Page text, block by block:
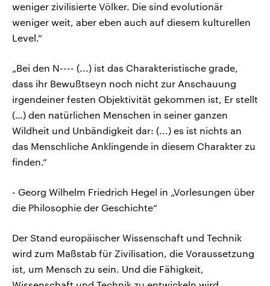
weniger zivilisierte Völker. Die sind evolutionär
weniger weit, aber eben auch auf diesem kulturellen
Level.“
„Bei den N---- (...) ist das Charakteristische grade,
dass ihr Bewußtseyn noch nicht zur Anschauung
irgendeiner festen Objektivität gekommen ist, Er stellt
(…) den natürlichen Menschen in seiner ganzen
Wildheit und Unbändigkeit dar: (...) es ist nichts an
das Menschliche Anklingende in diesem Charakter zu
finden.“
- Georg Wilhelm Friedrich Hegel in „Vorlesungen über
die Philosophie der Geschichte“
Der Stand europäischer Wissenschaft und Technik
wird zum Maßstab für Zivilisation, die Voraussetzung
ist, um Mensch zu sein. Und die Fähigkeit,